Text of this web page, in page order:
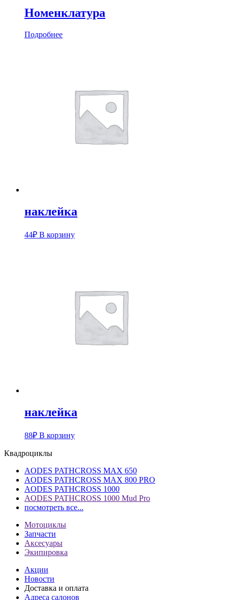
Номенклатура
Подробнее
наклейка
44₽ В корзину
наклейка
88₽ В корзину
Квадроциклы
AODES PATHCROSS MAX 650
AODES PATHCROSS MAX 800 PRO
AODES PATHCROSS 1000
AODES PATHCROSS 1000 Mud Pro
посмотреть все...
Мотоциклы
Запчасти
Аксесуары
Экипировка
Акции
Новости
Доставка и оплата
Адреса салонов